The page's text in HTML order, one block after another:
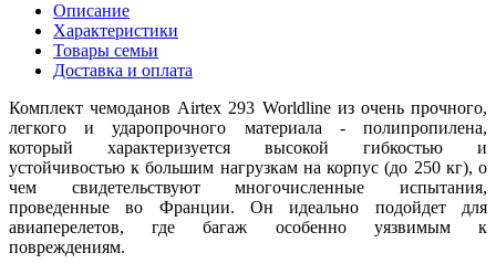
Описание
Характеристики
Товары семьи
Доставка и оплата
Комплект чемоданов Airtex 293 Worldline из очень прочного,
легкого и ударопрочного материала - полипропилена,
который характеризуется высокой гибкостью и
устойчивостью к большим нагрузкам на корпус (до 250 кг), о
чем свидетельствуют многочисленные испытания,
проведенные во Франции. Он идеально подойдет для
авиаперелетов, где багаж особенно уязвимым к
повреждениям.